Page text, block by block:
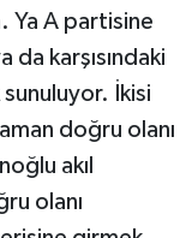
Ya A partisine
karşısındaki
İkisi
doğru olanı
akıl
olanı